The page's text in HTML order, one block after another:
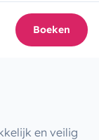
Boeken
en veilig